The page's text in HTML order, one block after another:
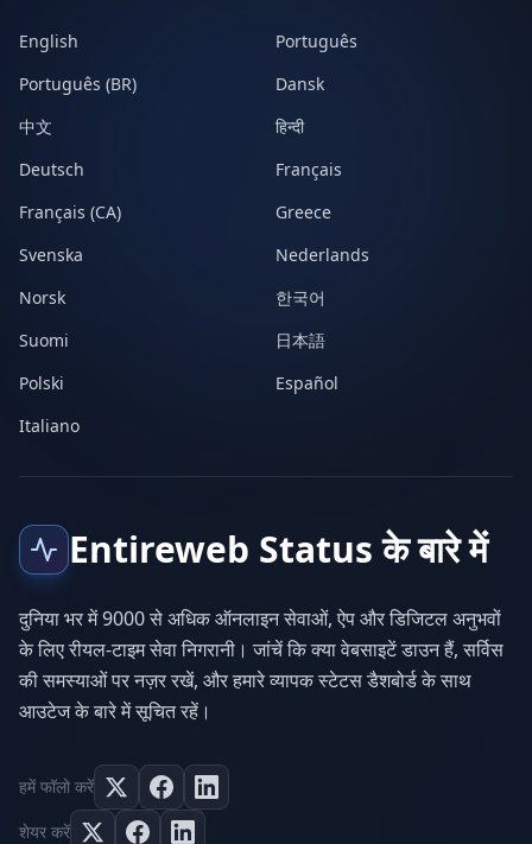
English
Português
Português (BR)
Dansk
中文
हिन्दी
Deutsch
Français
Français (CA)
Greece
Svenska
Nederlands
Norsk
한국어
Suomi
日本語
Polski
Español
Italiano
Entireweb Status के बारे में
दुनिया भर में 9000 से अधिक ऑनलाइन सेवाओं, ऐप और डिजिटल अनुभवों
के लिए रीयल-टाइम सेवा निगरानी। जांचें कि क्या वेबसाइटें डाउन हैं, सर्विस
की समस्याओं पर नज़र रखें, और हमारे व्यापक स्टेटस डैशबोर्ड के साथ
आउटेज के बारे में सूचित रहें।
हमें फॉलो करें
शेयर करें